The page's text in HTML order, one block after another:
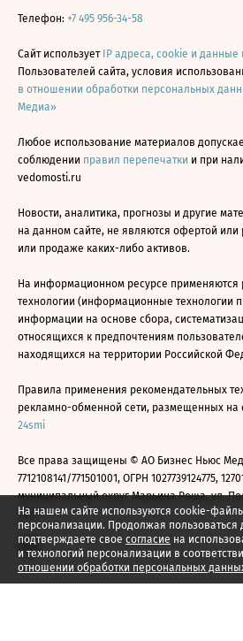
На нашем сайте используются cookie-
персонализации. Продолжая
подтверждаете свое согласие на
и технологий персонализации в
отношении обработки персональных
Телефон: +7 495 956-34-58
Сайт использует IP адреса, cookie и данные
Пользователей сайта, условия
в отношении обработки персональных
Медиа»
Любое использование материалов
соблюдении правил перепечатки и при
vedomosti.ru
Новости, аналитика, прогнозы и другие
на данном сайте, не являются офертой или
или продаже каких-либо активов.
На информационном ресурсе применяются
технологии (информационные технологии
информации на основе сбора,
относящихся к предпочтениям
находящихся на территории Российской
Правила применения рекомендательных
рекламно-обменной сети, размещенных на
24smi
Все права защищены © АО Бизнес Ньюс
7712108141/771501001, ОГРН 1027739124775,
муниципальный округ Марьина Роща, ул.
2026